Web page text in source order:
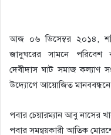
আজ ০৬ ডিসেম্বর ২০১৪,
জাদুঘরের সামনে পরিবেশ
দেবীদাস ঘাট সমাজ কল্যাণ
উদ্যোগে আয়োজিত মানববন্ধনে
পবার চেয়ারম্যান আবু নাসের
পবার সমন্বয়কারী আতিক